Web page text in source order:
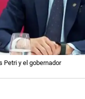
Petri y el gobernador